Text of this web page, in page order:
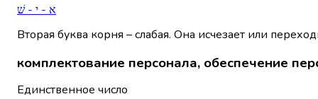
א - י - שׁ
Вторая буква корня – слабая. Она исчезает или
комплектование персонала, обеспечение
Единственное число